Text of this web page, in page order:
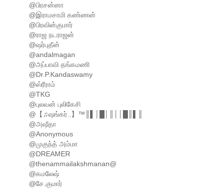
@பிரசன்னா
@இராமசாமி கண்ணன்
@பிரவின்குமார்
@ராஜ நடராஜன்
@ஷர்புதீன்
@andalmagan
@அப்பாவி தங்கமணி
@Dr.P.Kandaswamy
@ஸ்ரீராம்
@TKG
@புலவன் புலிகேசி
@【♫ஷங்கர்..】™║▌│█│║││█║▌║
@அஷீதா
@Anonymous
@முகுந்த் அம்மா
@DREAMER
@thenammailakshmanan@
@கமலேஷ்
@சே.குமார்